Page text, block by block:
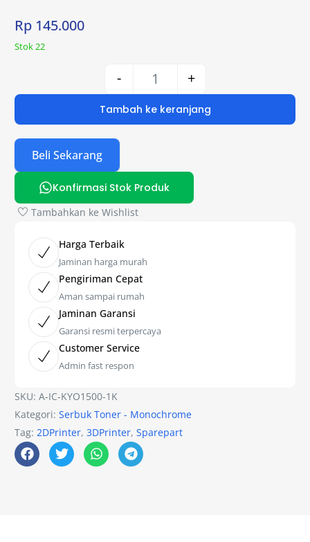
Rp 145.000
Stok 22
- +
Tambah ke keranjang
Beli Sekarang
Konfirmasi Stok Produk
Tambahkan ke Wishlist
Harga Terbaik
Jaminan harga murah
Pengiriman Cepat
Aman sampai rumah
Jaminan Garansi
Garansi resmi terpercaya
Customer Service
Admin fast respon
SKU:A-IC-KYO1500-1K
Kategori:Serbuk Toner - Monochrome
Tag:2DPrinter,3DPrinter,Sparepart